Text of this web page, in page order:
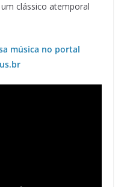
clássico atemporal
música no portal